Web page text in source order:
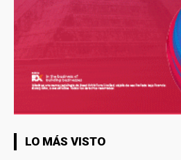
LO MÁS VISTO